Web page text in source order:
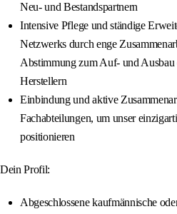
Neu- und Bestandspartnern
Intensive Pflege und ständige
Netzwerks durch enge
Abstimmung zum Auf- und Ausbau
Herstellern
Einbindung und aktive
Fachabteilungen, um unser
positionieren
Dein Profil:
Abgeschlossene kaufmännische